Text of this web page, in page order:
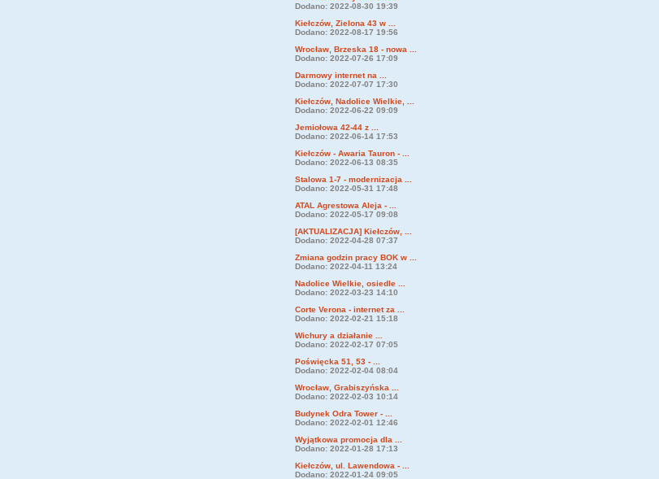
Dodano: 2022-08-30 19:39
Kiełczów, Zielona 43 w ...
Dodano: 2022-08-17 19:56
Wrocław, Brzeska 18 - nowa ...
Dodano: 2022-07-26 17:09
Darmowy internet na ...
Dodano: 2022-07-07 17:30
Kiełczów, Nadolice Wielkie, ...
Dodano: 2022-06-22 09:09
Jemiołowa 42-44 z ...
Dodano: 2022-06-14 17:53
Kiełczów - Awaria Tauron - ...
Dodano: 2022-06-13 08:35
Stalowa 1-7 - modernizacja ...
Dodano: 2022-05-31 17:48
ATAL Agrestowa Aleja - ...
Dodano: 2022-05-17 09:08
[AKTUALIZACJA] Kiełczów, ...
Dodano: 2022-04-28 07:37
Zmiana godzin pracy BOK w ...
Dodano: 2022-04-11 13:24
Nadolice Wielkie, osiedle ...
Dodano: 2022-03-23 14:10
Corte Verona - internet za ...
Dodano: 2022-02-21 15:18
Wichury a działanie ...
Dodano: 2022-02-17 07:05
Poświęcka 51, 53 - ...
Dodano: 2022-02-04 08:04
Wrocław, Grabiszyńska ...
Dodano: 2022-02-03 10:14
Budynek Odra Tower - ...
Dodano: 2022-02-01 12:46
Wyjątkowa promocja dla ...
Dodano: 2022-01-28 17:13
Kiełczów, ul. Lawendowa - ...
Dodano: 2022-01-24 09:05